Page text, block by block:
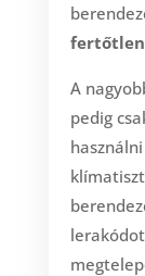
A
pedig